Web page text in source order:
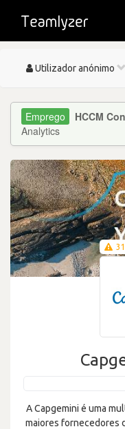
Toggle
Utilizador anónimo
HCCM
Analytics
A Capgemini é uma
maiores fornecedores